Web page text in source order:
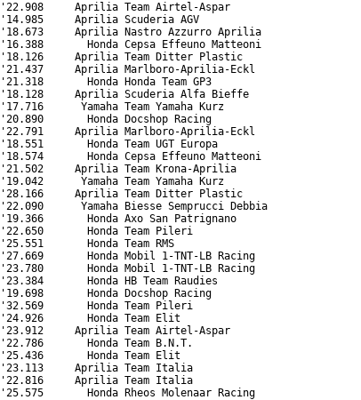
Aprilia Team Airtel-Aspar
Aprilia Scuderia AGV
Aprilia Nastro Azzurro Aprilia
Honda Cepsa Effeuno Matteoni
2'18.126     Aprilia Team Ditter Plastic
Aprilia Marlboro-Aprilia-Eckl
Honda Honda Team GP3
Aprilia Scuderia Alfa Bieffe
Yamaha Team Yamaha Kurz
Honda Docshop Racing
2'22.791     Aprilia Marlboro-Aprilia-Eckl
Honda Team UGT Europa
Honda Cepsa Effeuno Matteoni
Aprilia Team Krona-Aprilia
Yamaha Team Yamaha Kurz
2'28.166     Aprilia Team Ditter Plastic
Yamaha Biesse Semprucci Debbia
2'19.366       Honda Axo San Patrignano
Honda Team Pileri
Honda Team RMS
Honda Mobil 1-TNT-LB Racing
Honda Mobil 1-TNT-LB Racing
Honda HB Team Raudies
Honda Docshop Racing
Honda Team Pileri
Honda Team Elit
Aprilia Team Airtel-Aspar
Honda Team B.N.T.
Honda Team Elit
Aprilia Team Italia
Aprilia Team Italia
Honda Rheos Molenaar Racing